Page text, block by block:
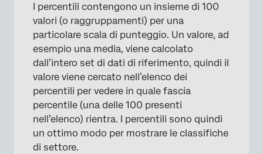
I percentili contengono un insieme di 100
valori (o raggruppamenti) per una
particolare scala di punteggio. Un valore, ad
esempio una media, viene calcolato
dall’intero set di dati di riferimento, quindi il
valore viene cercato nell’elenco dei
percentili per vedere in quale fascia
percentile (una delle 100 presenti
nell’elenco) rientra. I percentili sono quindi
un ottimo modo per mostrare le classifiche
di settore.